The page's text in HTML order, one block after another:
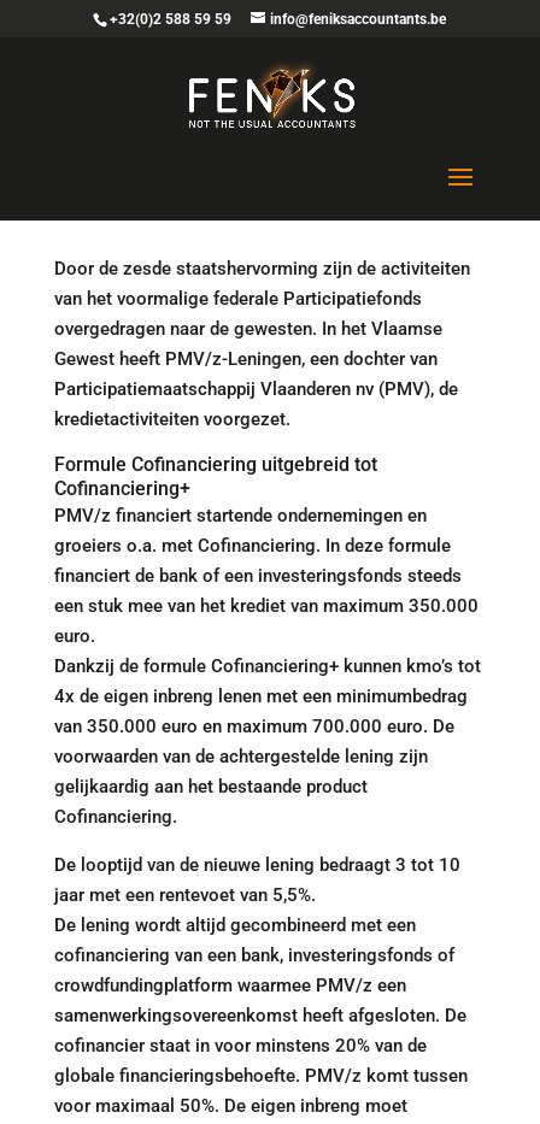
+32(0)2 588 59 59 info@feniksaccountants.be
Door de zesde staatshervorming zijn de activiteiten
van het voormalige federale Participatiefonds
overgedragen naar de gewesten. In het Vlaamse
Gewest heeft PMV/z-Leningen, een dochter van
Participatiemaatschappij Vlaanderen nv (PMV), de
kredietactiviteiten voorgezet.
Formule Cofinanciering uitgebreid tot
Cofinanciering+
PMV/z financiert startende ondernemingen en
groeiers o.a. met Cofinanciering. In deze formule
financiert de bank of een investeringsfonds steeds
een stuk mee van het krediet van maximum 350.000
euro.
Dankzij de formule Cofinanciering+ kunnen kmo’s tot
4x de eigen inbreng lenen met een minimumbedrag
van 350.000 euro en maximum 700.000 euro. De
voorwaarden van de achtergestelde lening zijn
gelijkaardig aan het bestaande product
Cofinanciering.
De looptijd van de nieuwe lening bedraagt 3 tot 10
jaar met een rentevoet van 5,5%.
De lening wordt altijd gecombineerd met een
cofinanciering van een bank, investeringsfonds of
crowdfundingplatform waarmee PMV/z een
samenwerkingsovereenkomst heeft afgesloten. De
cofinancier staat in voor minstens 20% van de
globale financieringsbehoefte. PMV/z komt tussen
voor maximaal 50%. De eigen inbreng moet